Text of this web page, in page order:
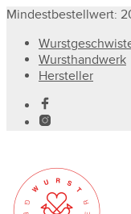
Mindestbestellwert:
Wursthandwerk
Hersteller